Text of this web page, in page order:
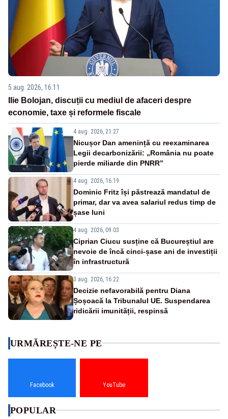
5 aug. 2026, 16:11
Ilie Bolojan, discuții cu mediul de afaceri despre
economie, taxe și reformele fiscale
4 aug. 2026, 21:27
Nicușor Dan amenință cu reexaminarea
Legii decarbonizării: „România nu poate
pierde miliarde din PNRR”
4 aug. 2026, 16:19
Dominic Fritz își păstrează mandatul de
primar, dar va avea salariul redus timp de
șase luni
4 aug. 2026, 09:03
Ciprian Ciucu susține că Bucureștiul are
nevoie de încă cinci-șase ani de investiții
în infrastructură
3 aug. 2026, 16:22
Decizie nefavorabilă pentru Diana
Șoșoacă la Tribunalul UE. Suspendarea
ridicării imunității, respinsă
URMĂREȘTE-NE PE
Facebook YouTube
POPULAR